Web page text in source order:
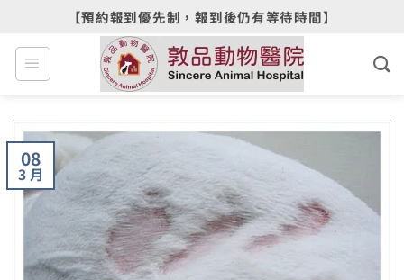
content
【預約報到優先制，報到後仍有等待時間】
08
3 月